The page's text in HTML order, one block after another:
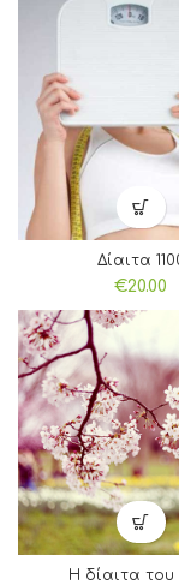
Δίαιτα
€20.00
Η δίαιτα